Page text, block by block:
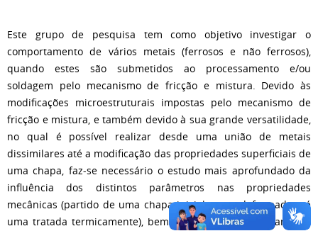
Este grupo de pesquisa tem como objetivo investigar o
comportamento de vários metais (ferrosos e não ferrosos),
quando estes são submetidos ao processamento e/ou
soldagem pelo mecanismo de fricção e mistura. Devido às
modificações microestruturais impostas pelo mecanismo de
fricção e mistura, e também devido à sua grande versatilidade,
no qual é possível realizar desde uma união de metais
dissimilares até a modificação das propriedades superficiais de
uma chapa, faz-se necessário o estudo mais aprofundado da
influência dos distintos parâmetros nas propriedades
mecânicas (partido de uma chapa inicialmente deformada até
uma tratada termicamente), bem como o seu comportamento